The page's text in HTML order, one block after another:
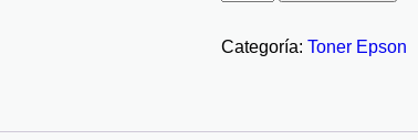
Categoría: Toner Epson